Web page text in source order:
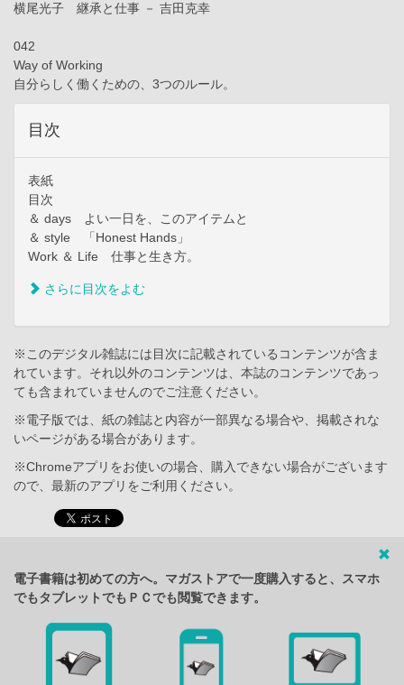
横尾光子 継承と仕事 － 吉田克幸
042
Way of Working
自分らしく働くための、3つのルール。
目次
表紙
目次
＆ days よい一日を、このアイテムと
＆ style 「Honest Hands」
Work ＆ Life 仕事と生き方。
さらに目次をよむ
※このデジタル雑誌には目次に記載されているコンテンツが含ま
れています。それ以外のコンテンツは、本誌のコンテンツであっ
ても含まれていませんのでご注意ください。
※電子版では、紙の雑誌と内容が一部異なる場合や、掲載されな
いページがある場合があります。
※Chromeアプリをお使いの場合、購入できない場合がございます
ので、最新のアプリをご利用ください。
電子書籍は初めての方へ。マガストアで一度購入すると、スマホ
でもタブレットでもＰＣでも閲覧できます。